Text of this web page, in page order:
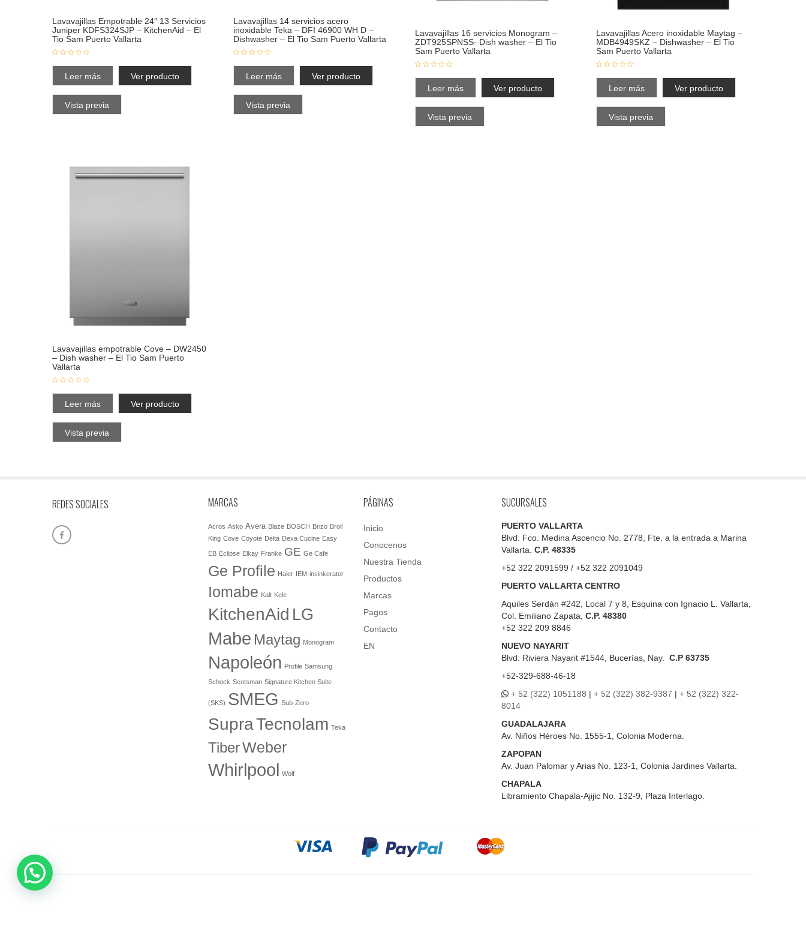
Lavavajillas Empotrable 24″ 13 Servicios
Juniper KDFS324SJP – KitchenAid – El
Tio Sam Puerto Vallarta
Leer más Ver producto
Vista previa
Lavavajillas 14 servicios acero
inoxidable Teka – DFI 46900 WH D –
Dishwasher – El Tio Sam Puerto Vallarta
Leer más Ver producto
Vista previa
Lavavajillas 16 servicios Monogram –
ZDT925SPNSS- Dish washer – El Tio
Sam Puerto Vallarta
Leer más Ver producto
Vista previa
Lavavajillas Acero inoxidable Maytag –
MDB4949SKZ – Dishwasher – El Tio
Sam Puerto Vallarta
Leer más Ver producto
Vista previa
Lavavajillas empotrable Cove – DW2450
– Dish washer – El Tio Sam Puerto
Vallarta
Leer más Ver producto
Vista previa
REDES SOCIALES MARCAS
Acros Asko Avera Blaze BOSCH Brizo Broil
King Cove Coyote Delta Dexa Cucine Easy
EB Eclipse Elkay Franke GE Ge Cafe
Ge Profile Haier IEM insinkerator
Iomabe Kalt Kele
KitchenAid LG
Mabe Maytag Monogram
Napoleón Profile Samsung
Schock Scotsman Signature Kitchen Suite
(SKS) SMEG Sub-Zero
SupraTecnolam Teka
TiberWeber
Whirlpool Wolf
PÁGINAS
Inicio
Conocenos
Nuestra Tienda
Productos
Marcas
Pagos
Contacto
EN
SUCURSALES
PUERTO VALLARTA
Blvd. Fco. Medina Ascencio No. 2778, Fte. a la entrada a Marina
Vallarta. C.P. 48335
+52 322 2091599 / +52 322 2091049
PUERTO VALLARTA CENTRO
Aquiles Serdán #242, Local 7 y 8, Esquina con Ignacio L. Vallarta,
Col. Emiliano Zapata, C.P. 48380
+52 322 209 8846
NUEVO NAYARIT
Blvd. Riviera Nayarit #1544, Bucerías, Nay. C.P 63735
+52-329-688-46-18
+ 52 (322) 1051188 | + 52 (322) 382-9387 | + 52 (322) 322-
8014
GUADALAJARA
Av. Niños Héroes No. 1555-1, Colonia Moderna.
ZAPOPAN
Av. Juan Palomar y Arias No. 123-1, Colonia Jardines Vallarta.
CHAPALA
Libramiento Chapala-Ajijic No. 132-9, Plaza Interlago.